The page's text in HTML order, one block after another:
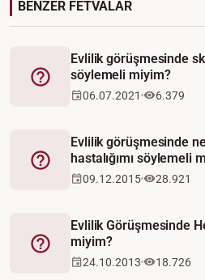
BENZER FETVALAR
Fetva
Evlilik görüşmesinde
söylemeli miyim?
06.07.2021 6.379
Fetva
Evlilik görüşmesinde
hastalığımı söylemeli
09.12.2015 28.921
Fetva
Evlilik Görüşmesinde
miyim?
24.10.2013 18.726